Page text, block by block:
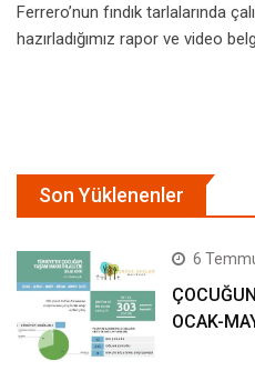
Ferrero’nun fındık tarlalarında
hazırladığımız rapor ve video
Son Yüklenenler
6
OCAK-